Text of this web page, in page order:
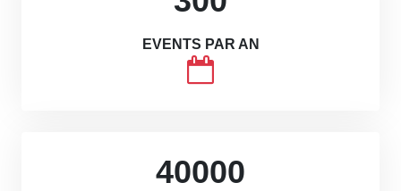
EVENTS PAR AN
40000